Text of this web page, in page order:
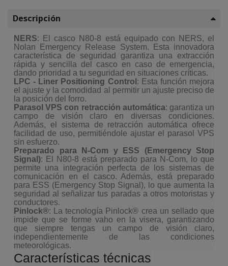
Descripción
NERS: El casco N80-8 está equipado con NERS, el
Nolan Emergency Release System. Esta innovadora
característica de seguridad garantiza una extracción
rápida y sencilla del casco en caso de emergencia,
dando prioridad a tu seguridad en situaciones críticas.
LPC - Liner Positioning Control : Esta función mejora
el ajuste y la comodidad al permitir un ajuste preciso de
la posición del forro.
Parasol VPS con retracción automática: garantiza un
campo de visión claro en diversas condiciones.
Además, el sistema de retracción automática ofrece
facilidad de uso, permitiéndole ajustar el parasol VPS
sin esfuerzo.
Preparado para N-Com y ESS (Emergency Stop
Signal): El N80-8 está preparado para N-Com, lo que
permite una integración perfecta de los sistemas de
comunicación en el casco. Además, está preparado
para ESS (Emergency Stop Signal), lo que aumenta la
seguridad al señalizar tus paradas a otros motoristas y
conductores.
Pinlock®: La tecnología Pinlock® crea un sellado que
impide que se forme vaho en la visera, garantizando
que siempre tengas un campo de visión claro,
independientemente de las condiciones
meteorológicas.
Características técnicas